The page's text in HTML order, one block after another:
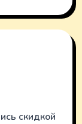
скидкой